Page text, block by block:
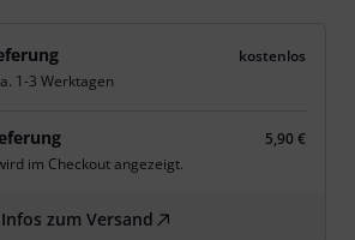
kostenlos
1-3 Werktagen
5,90 €
im Checkout angezeigt.
Infos zum Versand